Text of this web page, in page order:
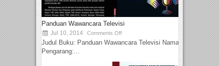
Panduan Wawancara Televisi
Jul 10, 2014 Comments Off
Judul Buku: Panduan Wawancara Televisi Nama
Pengarang:...